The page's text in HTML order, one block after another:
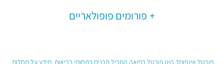
פורומים פופולאריים
פורטל אינפומד הינו פורטל רפואה המכיל תכנים בתחומי בריאות, מידע על מחלות,